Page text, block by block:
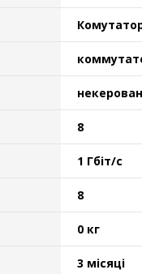
8
1 Гбіт/с
8
0 кг
3 місяці